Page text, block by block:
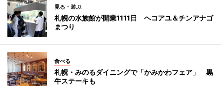
見る・遊ぶ
札幌の水族館が開業1111日 ヘコアユ＆チンアナゴ
まつり
食べる
札幌・みのるダイニングで「かみかわフェア」 黒
牛ステーキも